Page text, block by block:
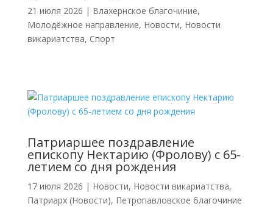
21 июля 2026 | Влахернское благочиние,
Молодёжное направление, Новости, Новости
викариатства, Спорт
Патриаршее поздравление
епископу Нектарию (Фролову) с 65-
летием со дня рождения
17 июля 2026 | Новости, Новости викариатства,
Патриарх (Новости), Петропавловское благочиние